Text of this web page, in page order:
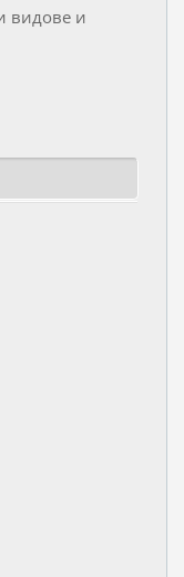
видове и